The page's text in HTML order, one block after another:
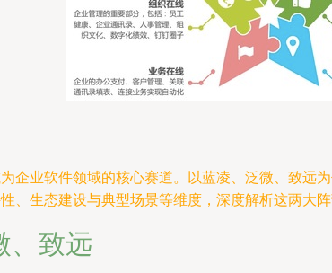
企业软件领域的核心赛道。以蓝凌、泛微、致远
、生态建设与典型场景等维度，深度解析这两大阵
、致远